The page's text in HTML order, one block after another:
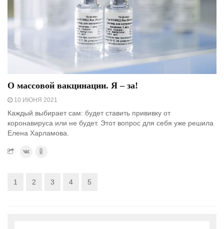
О массовой вакцинации. Я – за!
10 ИЮНЯ 2021
Каждый выбирает сам: будет ставить прививку от
коронавируса или не будет. Этот вопрос для себя уже решила
Елена Харламова.
1 2 3 4 5